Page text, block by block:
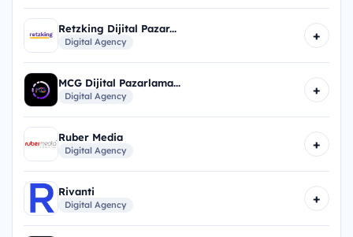
Retzking Dijital Pazar...
Digital Agency +
MCG Dijital Pazarlama...
Digital Agency +
Ruber Media
Digital Agency +
Rivanti
Digital Agency +